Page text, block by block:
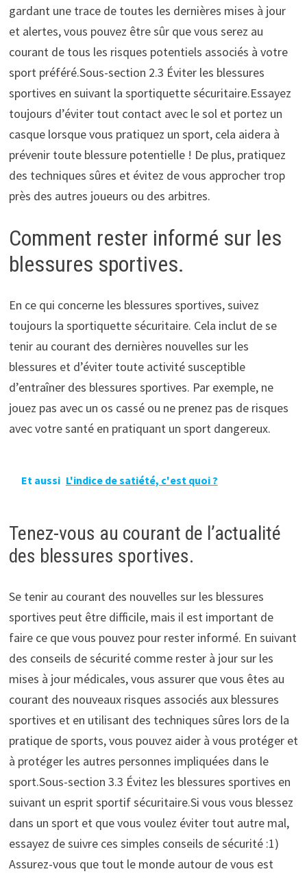
gardant une trace de toutes les dernières mises à jour
et alertes, vous pouvez être sûr que vous serez au
courant de tous les risques potentiels associés à votre
sport préféré.Sous-section 2.3 Éviter les blessures
sportives en suivant la sportiquette sécuritaire.Essayez
toujours d’éviter tout contact avec le sol et portez un
casque lorsque vous pratiquez un sport, cela aidera à
prévenir toute blessure potentielle ! De plus, pratiquez
des techniques sûres et évitez de vous approcher trop
près des autres joueurs ou des arbitres.
Comment rester informé sur les
blessures sportives.
En ce qui concerne les blessures sportives, suivez
toujours la sportiquette sécuritaire. Cela inclut de se
tenir au courant des dernières nouvelles sur les
blessures et d’éviter toute activité susceptible
d’entraîner des blessures sportives. Par exemple, ne
jouez pas avec un os cassé ou ne prenez pas de risques
avec votre santé en pratiquant un sport dangereux.
Et aussi L'indice de satiété, c'est quoi ?
Tenez-vous au courant de l’actualité
des blessures sportives.
Se tenir au courant des nouvelles sur les blessures
sportives peut être difficile, mais il est important de
faire ce que vous pouvez pour rester informé. En suivant
des conseils de sécurité comme rester à jour sur les
mises à jour médicales, vous assurer que vous êtes au
courant des nouveaux risques associés aux blessures
sportives et en utilisant des techniques sûres lors de la
pratique de sports, vous pouvez aider à vous protéger et
à protéger les autres personnes impliquées dans le
sport.Sous-section 3.3 Évitez les blessures sportives en
suivant un esprit sportif sécuritaire.Si vous vous blessez
dans un sport et que vous voulez éviter tout autre mal,
essayez de suivre ces simples conseils de sécurité :1)
Assurez-vous que tout le monde autour de vous est